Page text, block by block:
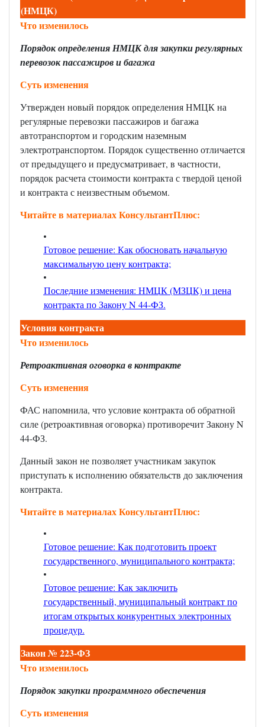
(НМЦК)
Что изменилось
Порядок определения НМЦК для закупки регулярных
перевозок пассажиров и багажа
Суть изменения
Утвержден новый порядок определения НМЦК на
регулярные перевозки пассажиров и багажа
автотранспортом и городским наземным
электротранспортом. Порядок существенно отличается
от предыдущего и предусматривает, в частности,
порядок расчета стоимости контракта с твердой ценой
и контракта с неизвестным объемом.
Читайте в материалах КонсультантПлюс:
Готовое решение: Как обосновать начальную
максимальную цену контракта;
Последние изменения: НМЦК (МЗЦК) и цена
контракта по Закону N 44-ФЗ.
Условия контракта
Что изменилось
Ретроактивная оговорка в контракте
Суть изменения
ФАС напомнила, что условие контракта об обратной
силе (ретроактивная оговорка) противоречит Закону N
44-ФЗ.
Данный закон не позволяет участникам закупок
приступать к исполнению обязательств до заключения
контракта.
Читайте в материалах КонсультантПлюс:
Готовое решение: Как подготовить проект
государственного, муниципального контракта;
Готовое решение: Как заключить
государственный, муниципальный контракт по
итогам открытых конкурентных электронных
процедур.
Закон № 223-ФЗ
Что изменилось
Порядок закупки программного обеспечения
Суть изменения